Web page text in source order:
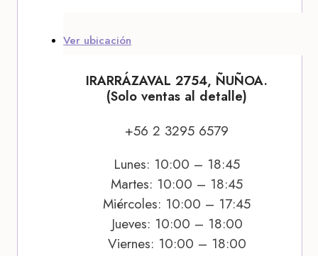
Ver ubicación
IRARRÁZAVAL 2754, ÑUÑOA.
(Solo ventas al detalle)
+56 2 3295 6579
Lunes: 10:00 – 18:45
Martes: 10:00 – 18:45
Miércoles: 10:00 – 17:45
Jueves: 10:00 – 18:00
Viernes: 10:00 – 18:00